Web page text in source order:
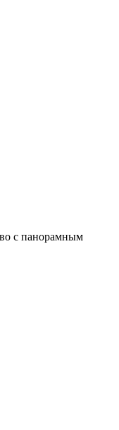
с панорамным